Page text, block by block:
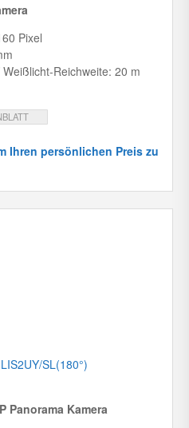
Pixel
Reichweite: 20 m
Ihren persönlichen Preis zu
SL(180°)
Panorama Kamera